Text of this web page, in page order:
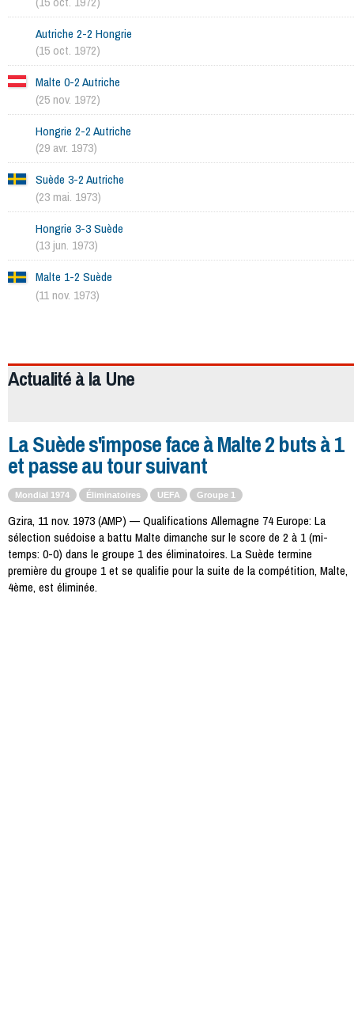
Autriche 2-2 Hongrie
(15 oct. 1972)
Malte 0-2 Autriche
(25 nov. 1972)
Hongrie 2-2 Autriche
(29 avr. 1973)
Suède 3-2 Autriche
(23 mai. 1973)
Hongrie 3-3 Suède
(13 jun. 1973)
Malte 1-2 Suède
(11 nov. 1973)
Actualité à la Une
La Suède s'impose face à Malte 2 buts à 1
et passe au tour suivant
Mondial 1974 Éliminatoires UEFA Groupe 1
Gzira, 11 nov. 1973 (AMP) — Qualifications Allemagne 74 Europe: La
sélection suédoise a battu Malte dimanche sur le score de 2 à 1 (mi-
temps: 0-0) dans le groupe 1 des éliminatoires. La Suède termine
première du groupe 1 et se qualifie pour la suite de la compétition, Malte,
4ème, est éliminée.